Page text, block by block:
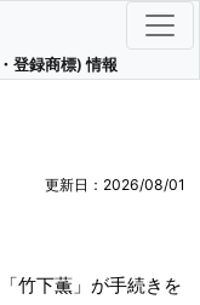
登録商標) 情報
更新日：2026/08/01
竹下薫」が手続きを